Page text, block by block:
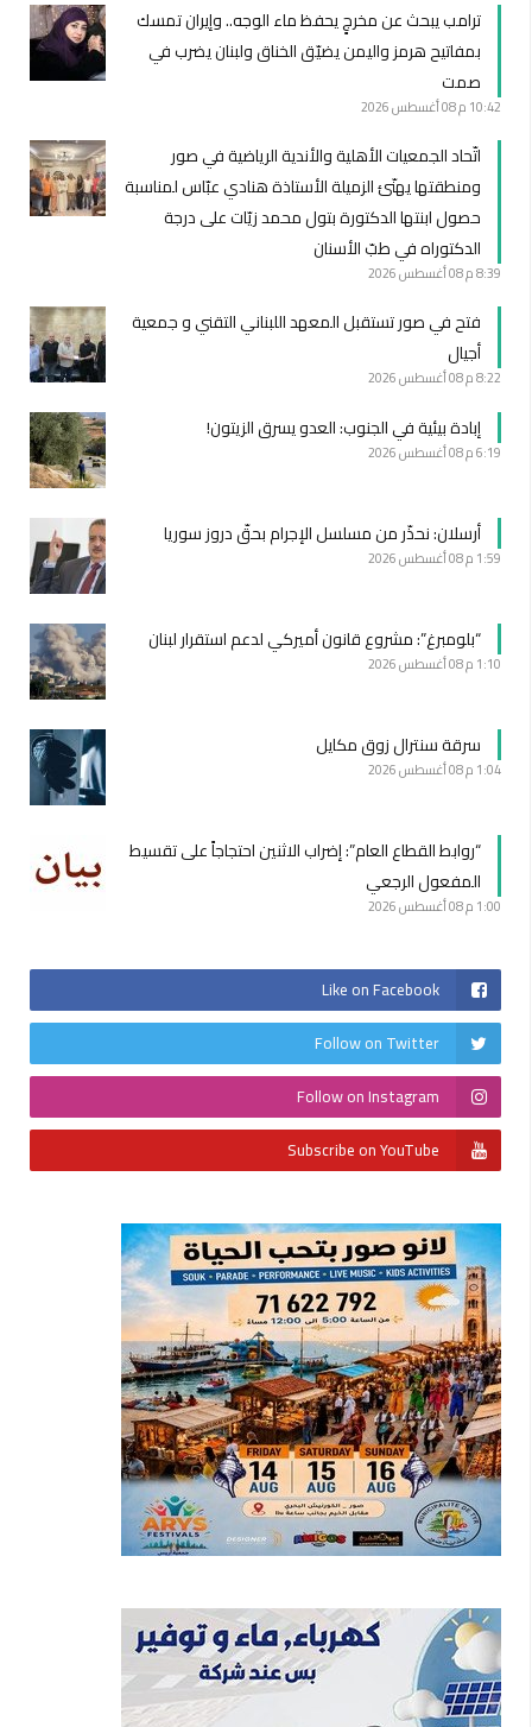
ترامب يبحث عن مخرجٍ يحفظ ماء الوجه.. وإيران تمسك
بمفاتيح هرمز واليمن يضيّق الخناق ولبنان يضرب في
صمت
10:42 م 08 أغسطس 2026
اتّحاد الجمعيات الأهلية والأندية الرياضية في صور
ومنطقتها يهنّئ الزميلة الأستاذة هنادي عبّاس لمناسبة
حصول ابنتها الدكتورة بتول محمد زيّات على درجة
الدكتوراه في طبّ الأسنان
8:39 م 08 أغسطس 2026
فتح في صور تستقبل المعهد اللبناني التقني و جمعية
أجيال
8:22 م 08 أغسطس 2026
إبادة بيئية في الجنوب: العدو يسرق الزيتون!
6:19 م 08 أغسطس 2026
أرسلان: نحذّر من مسلسل الإجرام بحقّ دروز سوريا
1:59 م 08 أغسطس 2026
“بلومبرغ”: مشروع قانون أميركي لدعم استقرار لبنان
1:10 م 08 أغسطس 2026
سرقة سنترال زوق مكايل
1:04 م 08 أغسطس 2026
“روابط القطاع العام”: إضراب الاثنين احتجاجاً على تقسيط
المفعول الرجعي
1:00 م 08 أغسطس 2026
Like on Facebook
Follow on Twitter
Follow on Instagram
Subscribe on YouTube